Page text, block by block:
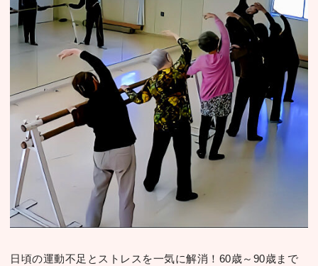
⽇頃の運動不⾜とストレスを⼀気に解消！60歳～90歳まで